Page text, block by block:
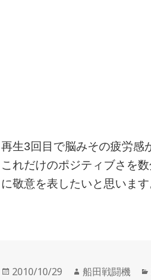
再生3回目で脳みその疲労感
これだけのポジティブさを
に敬意を表したいと思います
投
2010/10/29
作
船田戦闘機